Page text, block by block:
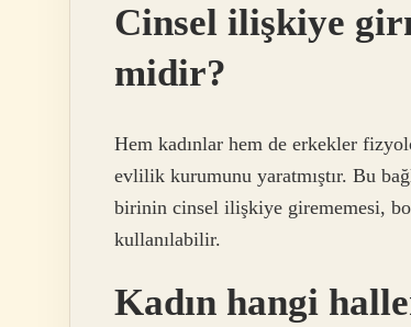
Cinsel ilişkiye
midir?
Hem kadınlar hem de erkekler
evlilik kurumunu yaratmıştır. Bu
birinin cinsel ilişkiye girememesi,
kullanılabilir.
Kadın hangi